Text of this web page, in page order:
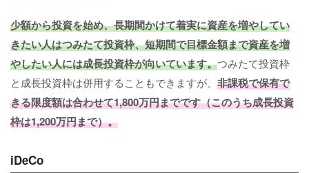
少額から投資を始め、長期間かけて着実に資産を増やしてい
きたい人はつみたて投資枠、短期間で目標金額まで資産を増
やしたい人には成長投資枠が向いています。つみたて投資枠
と成長投資枠は併用することもできますが、 非課税で保有で
きる限度額は合わせて1,800万円までです（このうち成長投資
枠は1,200万円まで）。
iDeCo